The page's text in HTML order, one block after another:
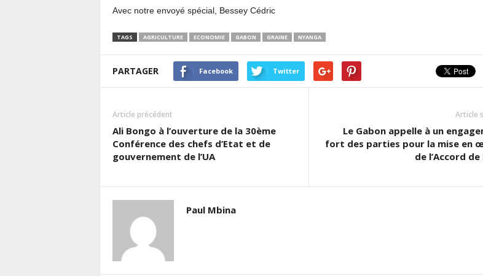
Avec notre envoyé spécial, Bessey Cédric
TAGS AGRICULTURE ECONOMIE GABON GRAINE NYANGA
PARTAGER Facebook Twitter
Article précédent
Ali Bongo à l’ouverture de la 30ème
Conférence des chefs d’Etat et de
gouvernement de l’UA
Article
Le Gabon appelle à un
fort des parties pour la mise en
de l’Accord de
Paul Mbina